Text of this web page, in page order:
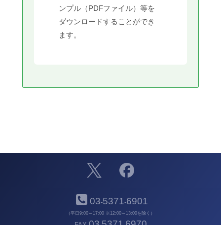
ンプル（PDFファイル）等を
ダウンロードすることができ
ます。
03-5371-6901
（平日9:00～17:00 ※12:00～13:00を除く）